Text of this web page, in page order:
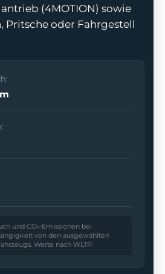
(4MOTION) sowie
Pritsche oder Fahrgestell
und CO₂-Emissionen bei
von den ausgewählten
Werte nach WLTP.